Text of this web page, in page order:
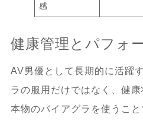
感
健康管理とパフォ
AV男優として長期的に活躍
ラの服用だけではなく、健康
本物のバイアグラを使うこ